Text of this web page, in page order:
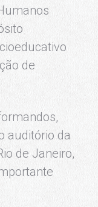
de
auditório da
de Janeiro,